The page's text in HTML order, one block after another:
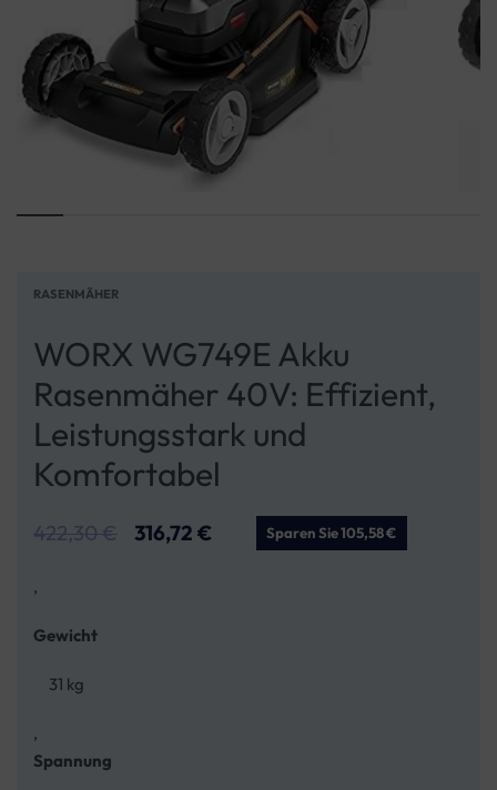
RASENMÄHER
WORX WG749E Akku
Rasenmäher 40V: Effizient,
Leistungsstark und
Komfortabel
422,30€ 316,72 € Sparen Sie 105,58 €
,
Gewicht
31 kg
,
Spannung